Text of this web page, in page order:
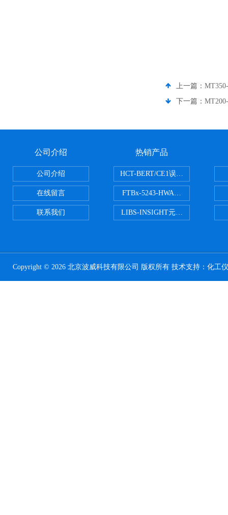
上一篇：
下一篇：
公司介绍
公司介绍
在线留言
联系我们
热销产品
HCT-BERT/CE1误码测试仪
FTBx-5243-HWA光谱分析仪
LIBS-INSIGHT元素光谱分析仪
Copyright © 2026 北京波威科技有限公司 版权所有 技术支持： 化工